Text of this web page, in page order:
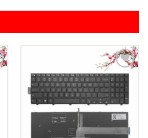
Add to
Wishlist